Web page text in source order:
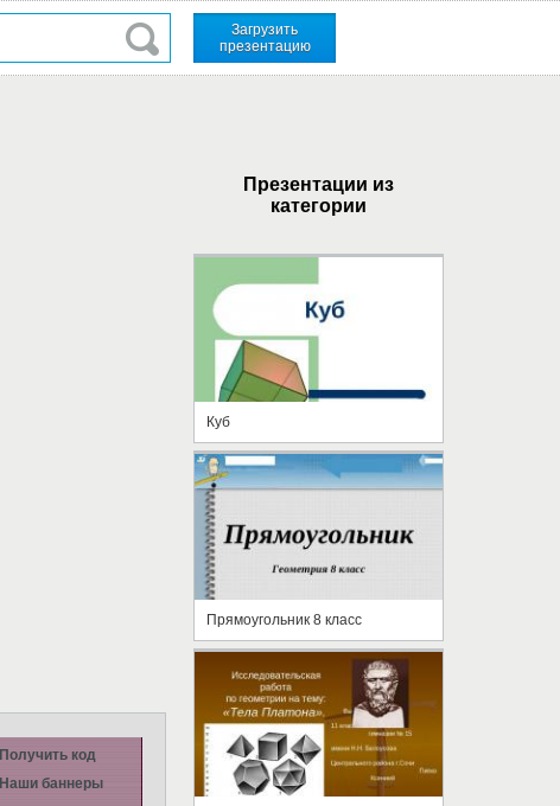
Загрузить
презентацию
Получить код
Наши баннеры
Презентации из
категории
Куб
Прямоугольник 8 класс